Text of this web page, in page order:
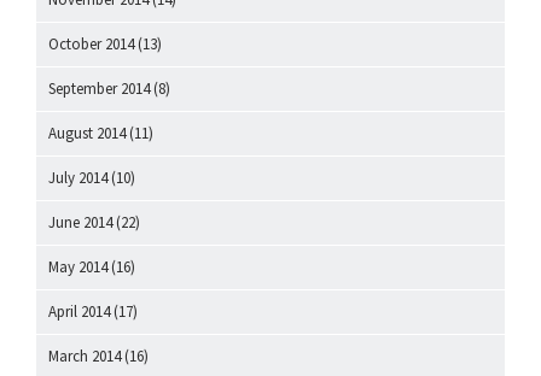
October 2014(13)
September 2014(8)
August 2014(11)
July 2014(10)
June 2014(22)
May 2014(16)
April 2014(17)
March 2014(16)